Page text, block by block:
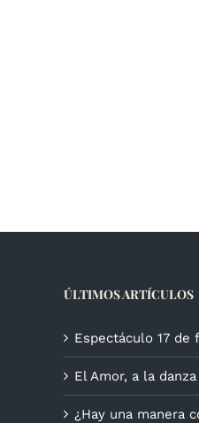
ÚLTIMOS ARTÍCULOS
Espectáculo 17 de
El Amor, a la danza
¿Hay una manera